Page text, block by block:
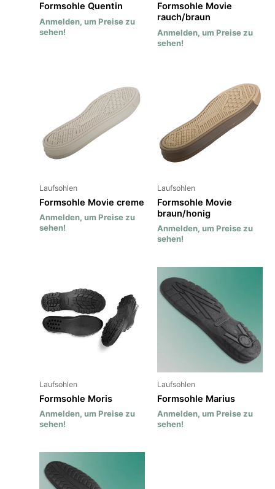
Formsohle Quentin
Anmelden, um Preise zu
sehen!
Formsohle Movie
rauch/braun
Anmelden, um Preise zu
sehen!
Laufsohlen
Formsohle Movie creme
Anmelden, um Preise zu
sehen!
Laufsohlen
Formsohle Movie
braun/honig
Anmelden, um Preise zu
sehen!
Laufsohlen
Formsohle Moris
Anmelden, um Preise zu
sehen!
Laufsohlen
Formsohle Marius
Anmelden, um Preise zu
sehen!